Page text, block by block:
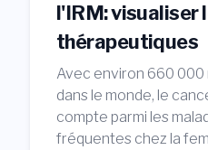
l'IRM: visualiser
thérapeutiques
Avec environ 660 000
dans le monde, le
compte parmi les
fréquentes chez la